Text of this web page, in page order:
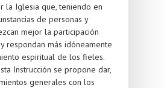
la Iglesia que, teniendo en
de personas y
mejor la participación
respondan más idóneamente
espiritual de los fieles.
Instrucción se propone dar,
generales con los